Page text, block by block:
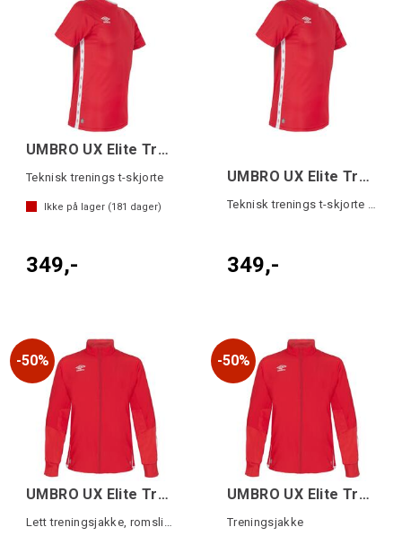
UMBRO UX Elite Trn Tee Rød/Hvit L
Teknisk trenings t-skjorte
Ikke på lager (181 dager)
349,-
UMBRO UX Elite Trn Tee jr Rød/Hvit 164
Teknisk trenings t-skjorte til junior
349,-
50%
UMBRO UX Elite Trn Jkt Rød/Hvit L
Lett treningsjakke, romslig passform.
50%
UMBRO UX Elite Trn Jkt jr Rød/Hvit 164
Treningsjakke